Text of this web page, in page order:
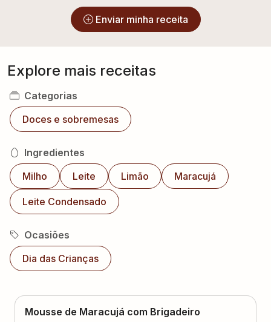
Enviar minha receita
Explore mais receitas
Categorias
Doces e sobremesas
Ingredientes
Milho
Leite Limão Maracujá
Leite Condensado
Ocasiões
Dia das Crianças
Mousse de Maracujá com Brigadeiro